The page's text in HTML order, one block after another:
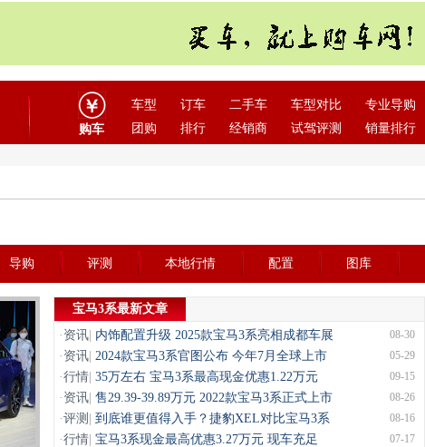
购车
车型 订车 二手车 车型对比
专业导购
团购
排行 经销商 试驾评测 销量排行
导购 评测 本地行情 配置 图库
宝马3系最新文章
· 资讯 内饰配置升级 2025款宝马3系亮相成都车展 08-30
· 资讯 2024款宝马3系官图公布 今年7月全球上市 05-29
·行情 35万左右 宝马3系最高现金优惠1.22万元 09-15
· 资讯 售29.39-39.89万元 2022款宝马3系正式上市 08-26
·评测 到底谁更值得入手？捷豹XEL对比宝马3系 08-16
·行情 宝马3系现金最高优惠3.27万元 现车充足 07-17